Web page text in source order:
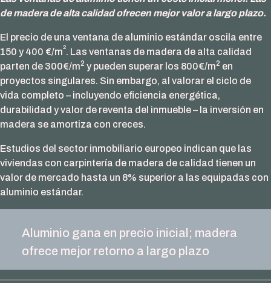
de madera de alta calidad ofrecen mejor valor a largo plazo.
El precio de una ventana de aluminio estándar oscila entre
150 y 400 €/m2. Las ventanas de madera de alta calidad
parten de 300€/m2 y pueden superar los 800€/m2 en
proyectos singulares. Sin embargo, al valorar el ciclo de
vida completo – incluyendo eficiencia energética,
durabilidad y valor de reventa del inmueble – la inversión en
madera se amortiza con creces.
Estudios del sector inmobiliario europeo indican que las
viviendas con carpintería de madera de calidad tienen un
valor de mercado hasta un 8% superior a las equipadas con
aluminio estándar.
Aluminio gana en precio inicial; madera
ofrece mejor retorno a largo plazo